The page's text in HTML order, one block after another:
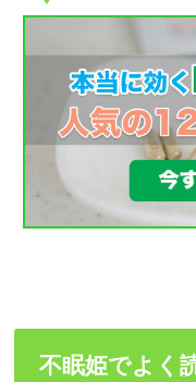
不眠姫でよく